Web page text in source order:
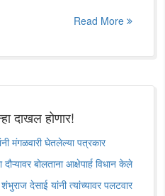
Read More
दाखल होणार!
मंगळवारी घेतलेल्या पत्रकार
बोलताना आक्षेपार्ह विधान केले
देसाई यांनी त्यांच्यावर पलटवार